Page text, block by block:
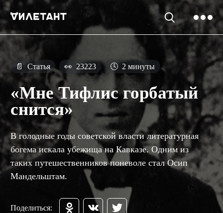
📄 Статья 👀 23223 🕓 2 минуты
«Мне Тифлис горбатый
снится»
В голодные годы советской власти литературная
богема искала убежища на Кавказе. Одним из
таких путешественников поневоле стал Осип
Мандельштам.
Поделиться: